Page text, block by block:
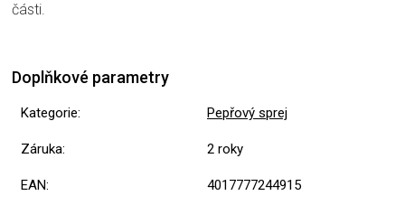
části.
Doplňkové parametry
Kategorie: Pepřový sprej
Záruka: 2 roky
EAN: 4017777244915